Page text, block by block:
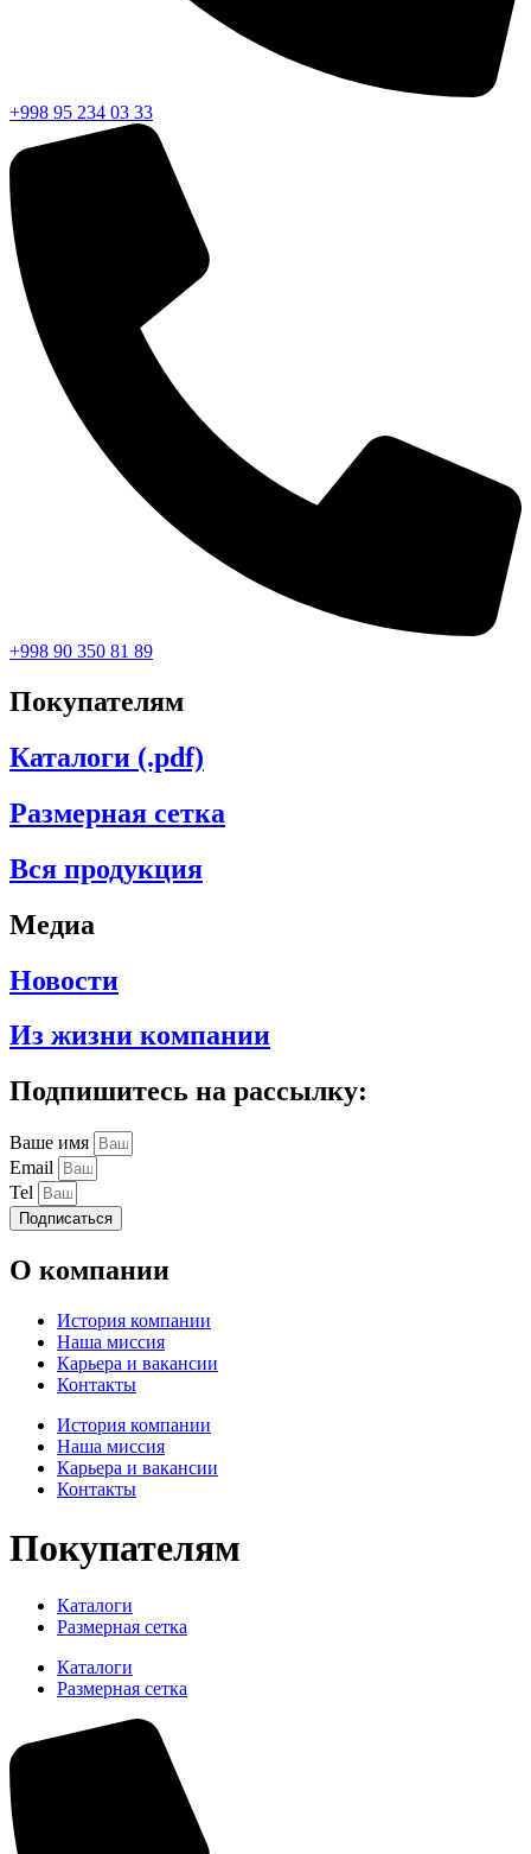
+998 95 234 03 33
+998 90 350 81 89
Покупателям
Каталоги (.pdf)
Размерная сетка
Вся продукция
Медиа
Новости
Из жизни компании
Подпишитесь на рассылку:
Ваше имя
Email
Tel
Подписаться
О компании
История компании
Наша миссия
Карьера и вакансии
Контакты
История компании
Наша миссия
Карьера и вакансии
Контакты
Покупателям
Каталоги
Размерная сетка
Каталоги
Размерная сетка